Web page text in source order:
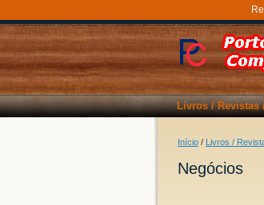
Livros / Revistas
Início / Livros /
Negócios